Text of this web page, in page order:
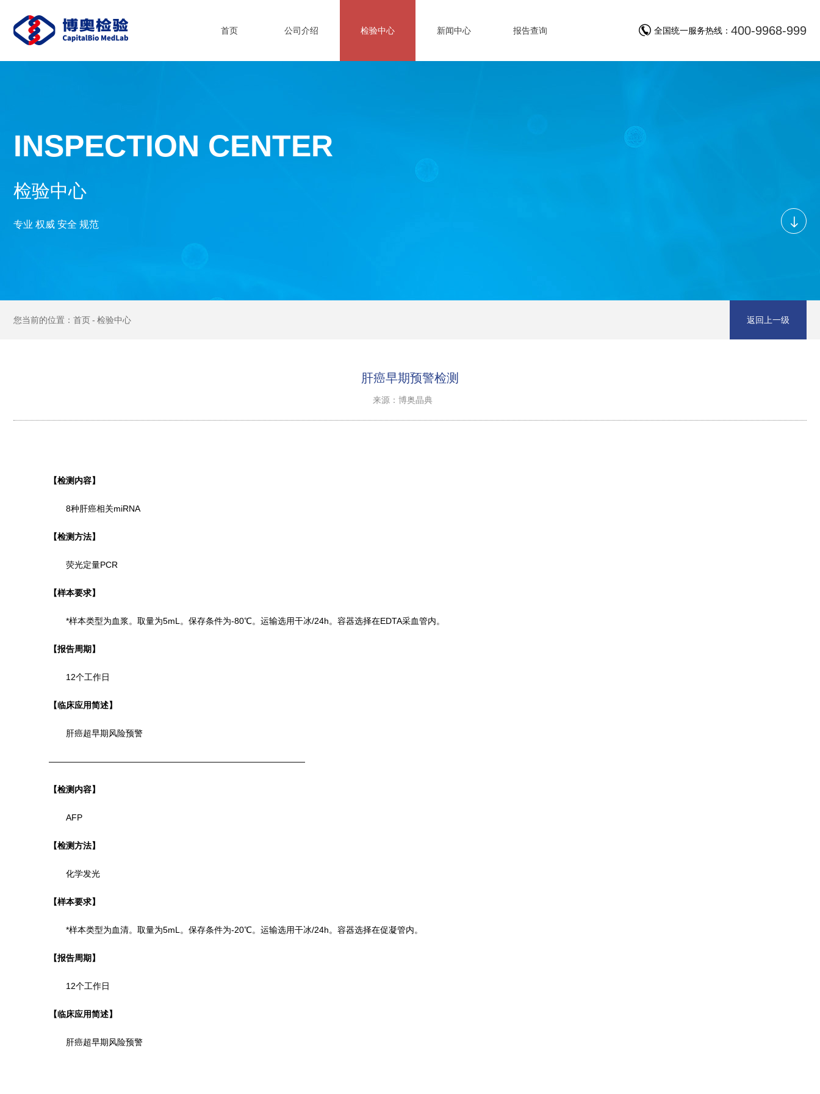
首页 公司介绍 检验中心 新闻中心 报告查询 全国统一服务热线： 400-9968-999
INSPECTION CENTER
检验中心
专业 权威 安全 规范
首页 检验中心 返回上一级
肝癌早期预警检测
来源：博奥晶典
【检测内容】
8种肝癌相关miRNA
【检测方法】
荧光定量PCR
【样本要求】
*样本类型为血浆。取量为5mL。 保存条件为-80℃。 运输选用干冰/24h。容器选择在EDTA采血管内。
【报告周期】
12个工作日
【临床应用简述】
肝癌超早期风险预警
——————————————————————————————
【检测内容】
AFP
【检测方法】
化学发光
【样本要求】
*样本类型为血清。取量为5mL。 保存条件为-20℃。 运输选用干冰/24h。容器选择在促凝管内。
【报告周期】
12个工作日
【临床应用简述】
肝癌超早期风险预警